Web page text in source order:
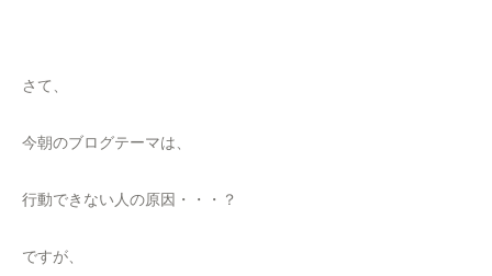
さて、
今朝のブログテーマは、
行動できない人の原因・・・？
ですが、